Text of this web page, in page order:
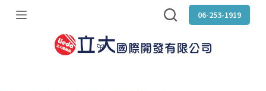
跳
06-253-1919